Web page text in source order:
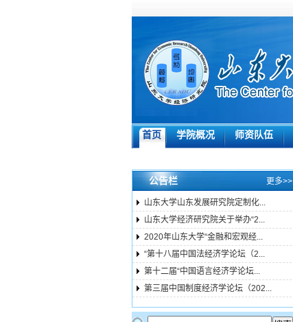
首页 学院概况 师资队伍
公告栏 更多>>
山东大学山东发展研究院定制化...
山东大学经济研究院关于举办“2...
2020年山东大学“金融和宏观经...
“第十八届中国法经济学论坛（2...
第十二届“中国语言经济学论坛...
第三届中国制度经济学论坛（202...